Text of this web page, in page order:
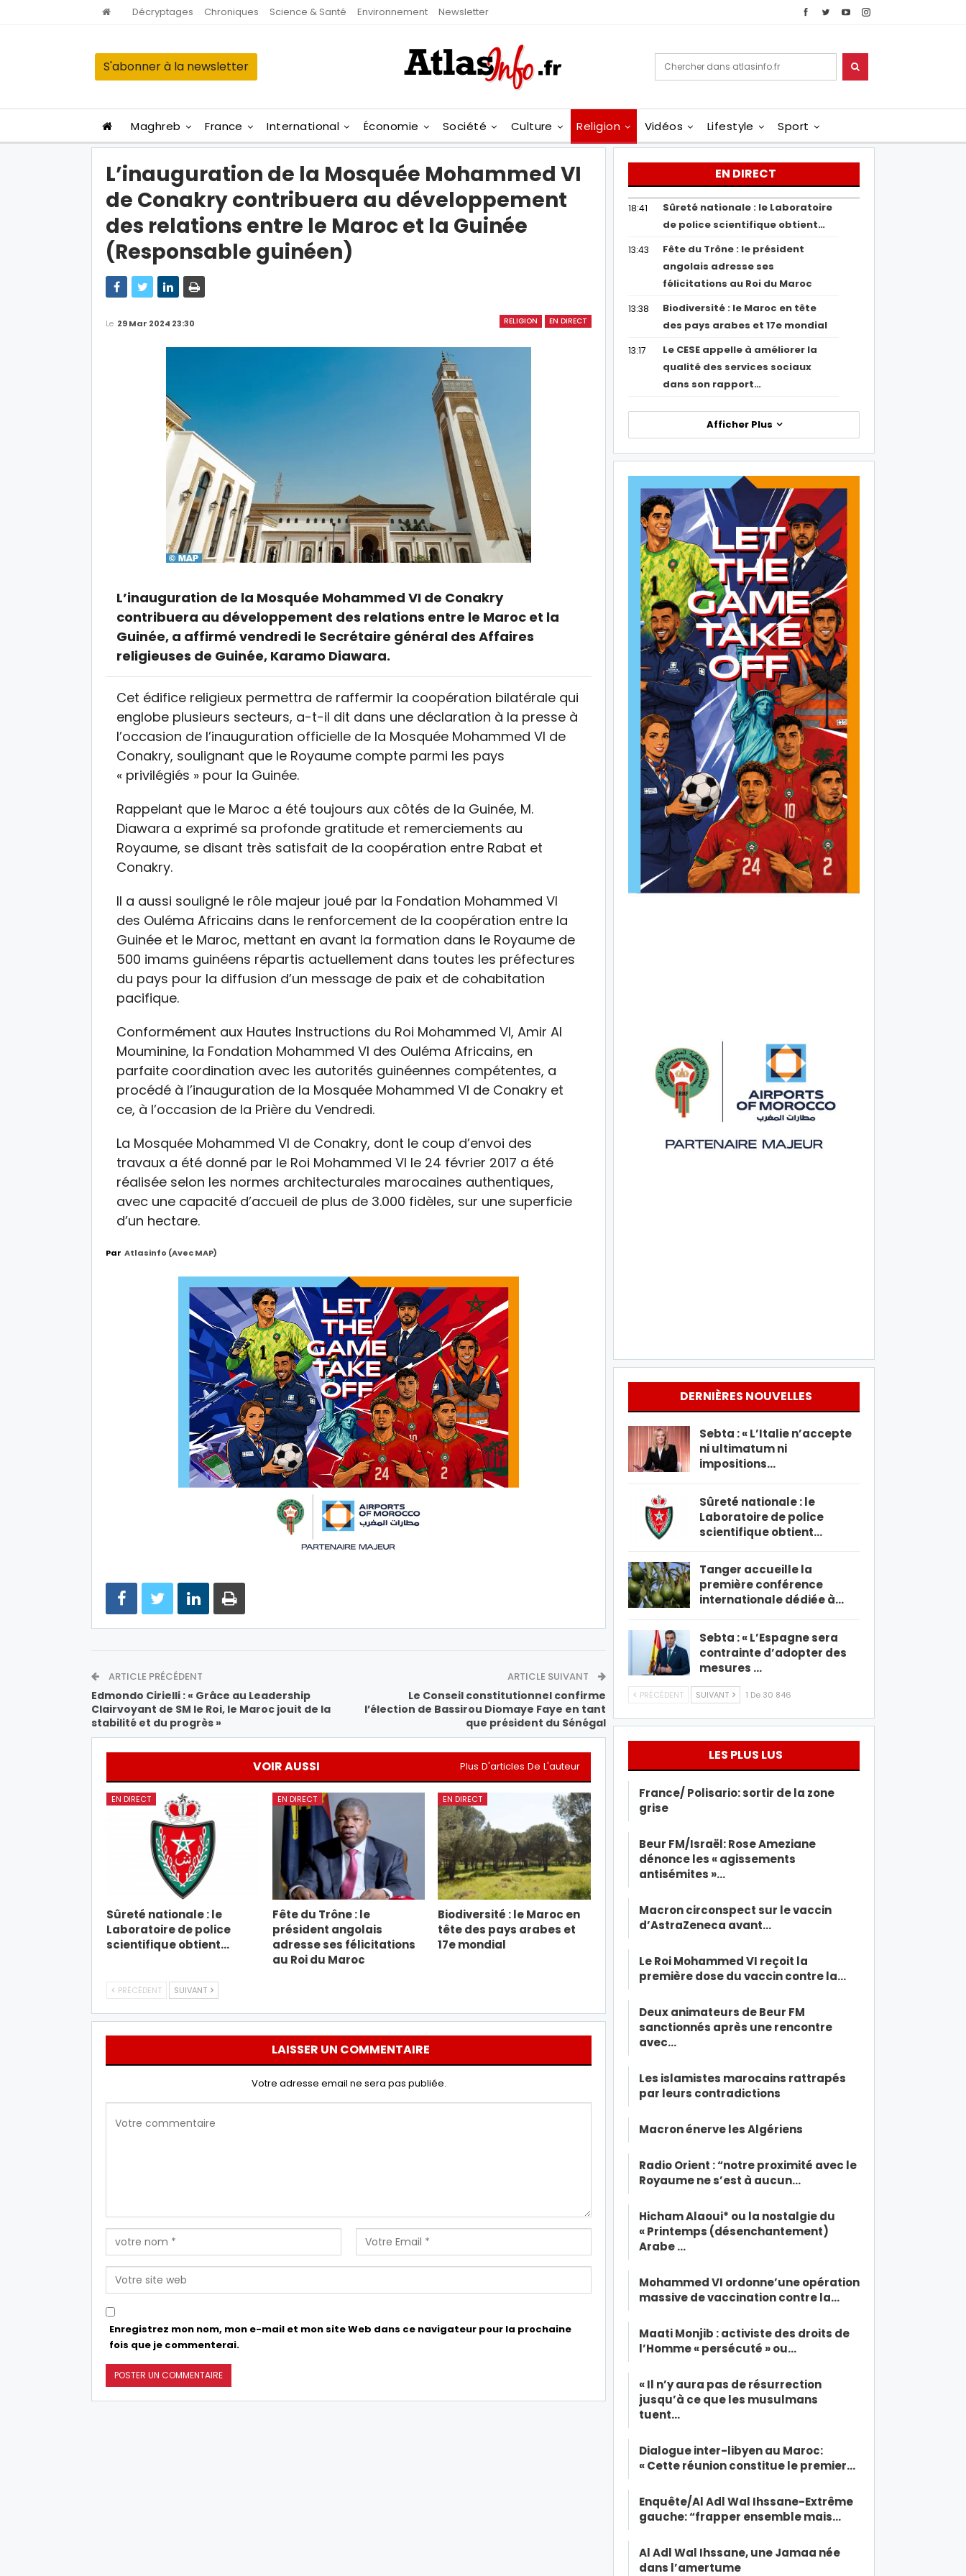
Décryptages Chroniques Science & Santé Environnement Newsletter
S'abonner à la newsletter
Maghreb France International Économie Société Culture Religion Vidéos Lifestyle Sport
L’inauguration de la Mosquée Mohammed VI
de Conakry contribuera au développement
des relations entre le Maroc et la Guinée
(Responsable guinéen)
RELIGION EN DIRECT
Le 29 Mar 2024 23:30
L’inauguration de la Mosquée Mohammed VI de Conakry
contribuera au développement des relations entre le Maroc et la
Guinée, a affirmé vendredi le Secrétaire général des Affaires
religieuses de Guinée, Karamo Diawara.
Cet édifice religieux permettra de raffermir la coopération bilatérale qui
englobe plusieurs secteurs, a-t-il dit dans une déclaration à la presse à
l’occasion de l’inauguration officielle de la Mosquée Mohammed VI de
Conakry, soulignant que le Royaume compte parmi les pays
« privilégiés » pour la Guinée.
Rappelant que le Maroc a été toujours aux côtés de la Guinée, M.
Diawara a exprimé sa profonde gratitude et remerciements au
Royaume, se disant très satisfait de la coopération entre Rabat et
Conakry.
Il a aussi souligné le rôle majeur joué par la Fondation Mohammed VI
des Ouléma Africains dans le renforcement de la coopération entre la
Guinée et le Maroc, mettant en avant la formation dans le Royaume de
500 imams guinéens répartis actuellement dans toutes les préfectures
du pays pour la diffusion d’un message de paix et de cohabitation
pacifique.
Conformément aux Hautes Instructions du Roi Mohammed VI, Amir Al
Mouminine, la Fondation Mohammed VI des Ouléma Africains, en
parfaite coordination avec les autorités guinéennes compétentes, a
procédé à l’inauguration de la Mosquée Mohammed VI de Conakry et
ce, à l’occasion de la Prière du Vendredi.
La Mosquée Mohammed VI de Conakry, dont le coup d’envoi des
travaux a été donné par le Roi Mohammed VI le 24 février 2017 a été
réalisée selon les normes architecturales marocaines authentiques,
avec une capacité d’accueil de plus de 3.000 fidèles, sur une superficie
d’un hectare.
Par Atlasinfo (avec MAP)
ARTICLE PRÉCÉDENT
Edmondo Cirielli : « Grâce au Leadership
Clairvoyant de SM le Roi, le Maroc jouit de la
stabilité et du progrès »
ARTICLE SUIVANT
Le Conseil constitutionnel confirme
l’élection de Bassirou Diomaye Faye en tant
que président du Sénégal
VOIR AUSSI Plus D'articles De L'auteur
EN DIRECT
Sûreté nationale : le
Laboratoire de police
scientifique obtient…
EN DIRECT
Fête du Trône : le
président angolais
adresse ses félicitations
au Roi du Maroc
EN DIRECT
Biodiversité : le Maroc en
tête des pays arabes et
17e mondial
PRÉCÉDENT SUIVANT
LAISSER UN COMMENTAIRE
Votre adresse email ne sera pas publiée.
Enregistrez mon nom, mon e-mail et mon site Web dans ce navigateur pour la prochaine
fois que je commenterai.
EN DIRECT
18:41
Sûreté nationale : le Laboratoire
de police scientifique obtient…
13:43
Fête du Trône : le président
angolais adresse ses
félicitations au Roi du Maroc
13:38
Biodiversité : le Maroc en tête
des pays arabes et 17e mondial
13:17
Le CESE appelle à améliorer la
qualité des services sociaux
dans son rapport…
Afficher Plus
DERNIÈRES NOUVELLES
Sebta : « L’Italie n’accepte
ni ultimatum ni
impositions…
Sûreté nationale : le
Laboratoire de police
scientifique obtient…
Tanger accueille la
première conférence
internationale dédiée à…
Sebta : « L’Espagne sera
contrainte d’adopter des
mesures …
PRÉCÉDENT SUIVANT 1 De 30 846
LES PLUS LUS
France/ Polisario: sortir de la zone
grise
Beur FM/Israël: Rose Ameziane
dénonce les « agissements
antisémites »…
Macron circonspect sur le vaccin
d’AstraZeneca avant…
Le Roi Mohammed VI reçoit la
première dose du vaccin contre la…
Deux animateurs de Beur FM
sanctionnés après une rencontre
avec…
Les islamistes marocains rattrapés
par leurs contradictions
Macron énerve les Algériens
Radio Orient : “notre proximité avec le
Royaume ne s’est à aucun…
Hicham Alaoui* ou la nostalgie du
« Printemps (désenchantement)
Arabe …
Mohammed VI ordonne’une opération
massive de vaccination contre la…
Maati Monjib : activiste des droits de
l’Homme « persécuté » ou…
« Il n’y aura pas de résurrection
jusqu’à ce que les musulmans
tuent…
Dialogue inter-libyen au Maroc:
« Cette réunion constitue le premier…
Enquête/Al Adl Wal Ihssane-Extrême
gauche: “frapper ensemble mais…
Al Adl Wal Ihssane, une Jamaa née
dans l’amertume